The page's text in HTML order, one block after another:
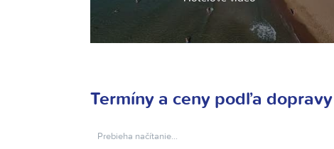
Termíny a ceny podľa dopravy
Prebieha načítanie…